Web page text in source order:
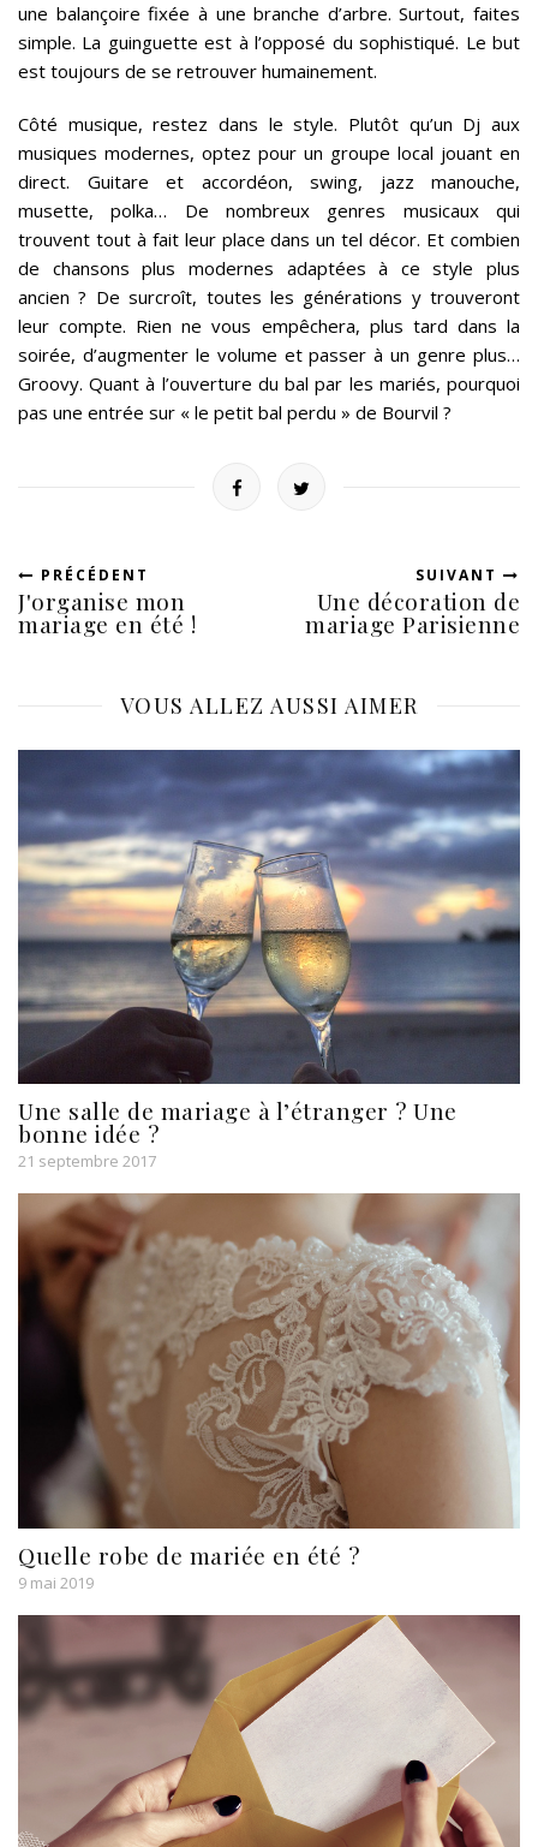
une balançoire fixée à une branche d’arbre. Surtout, faites
simple. La guinguette est à l’opposé du sophistiqué. Le but
est toujours de se retrouver humainement.
Côté musique, restez dans le style. Plutôt qu’un Dj aux
musiques modernes, optez pour un groupe local jouant en
direct. Guitare et accordéon, swing, jazz manouche,
musette, polka… De nombreux genres musicaux qui
trouvent tout à fait leur place dans un tel décor. Et combien
de chansons plus modernes adaptées à ce style plus
ancien ? De surcroît, toutes les générations y trouveront
leur compte. Rien ne vous empêchera, plus tard dans la
soirée, d’augmenter le volume et passer à un genre plus…
Groovy. Quant à l’ouverture du bal par les mariés, pourquoi
pas une entrée sur « le petit bal perdu » de Bourvil ?
PRÉCÉDENT
J'organise mon
mariage en été !
SUIVANT
Une décoration de
mariage Parisienne
VOUS ALLEZ AUSSI AIMER
Une salle de mariage à l’étranger ? Une
bonne idée ?
21 septembre 2017
Quelle robe de mariée en été ?
9 mai 2019